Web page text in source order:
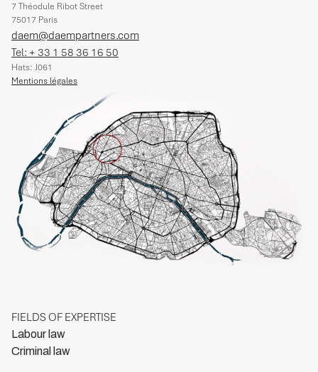
7 Théodule Ribot Street
75017 Paris
daem@daempartners.com
Tel: + 33 1 58 36 16 50
Hats: J061
Mentions légales
FIELDS OF EXPERTISE
Labour law
Criminal law